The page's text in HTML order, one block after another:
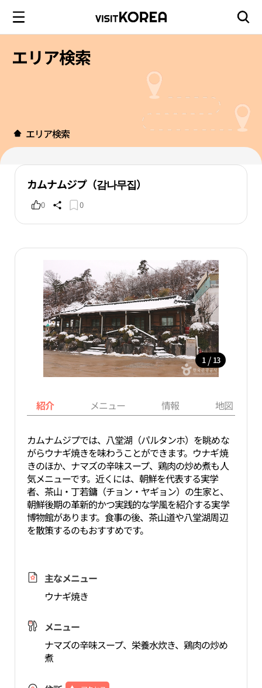
エリア検索
エリア検索
カムナムジプ（감나무집）
0 0
1 / 13
紹介 メニュー 情報 地図
カムナムジプでは、八堂湖（パルタンホ）を眺めな
がらウナギ焼きを味わうことができます。ウナギ焼
きのほか、ナマズの辛味スープ、鶏肉の炒め煮も人
気メニューです。近くには、朝鮮を代表する実学
者、茶山・丁若鏞（チョン・ヤギョン）の生家と、
朝鮮後期の革新的かつ実践的な学風を紹介する実学
博物館があります。食事の後、茶山道や八堂湖周辺
を散策するのもおすすめです。
主なメニュー
ウナギ焼き
メニュー
ナマズの辛味スープ、栄養水炊き、鶏肉の炒め
煮